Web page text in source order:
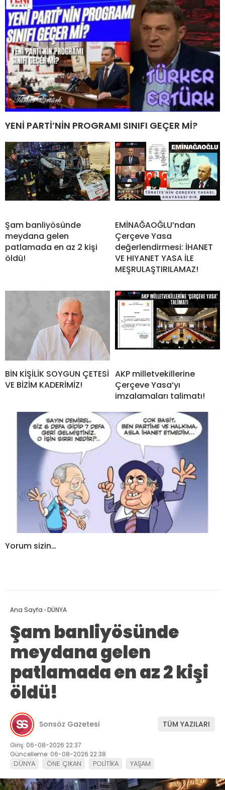
YENİ PARTİ’NİN PROGRAMI SINIFI GEÇER Mİ?
Şam banliyösünde
meydana gelen
patlamada en az 2 kişi
öldü!
EMİNAĞAOĞLU’ndan
Çerçeve Yasa
değerlendirmesi: İHANET
VE HIYANET YASA İLE
MEŞRULAŞTIRILAMAZ!
BİN KİŞİLİK SOYGUN ÇETESİ
VE BİZİM KADERİMİZ!
AKP milletvekillerine
Çerçeve Yasa’yı
imzalamaları talimatı!
Yorum sizin…
Ana Sayfa ›DÜNYA
Şam banliyösünde
meydana gelen
patlamada en az 2 kişi
öldü!
Sonsöz Gazetesi TÜM YAZILARI
Giriş: 06-08-2026 22:37
Güncelleme: 06-08-2026 22:38
DÜNYA ÖNE ÇIKAN POLİTİKA YAŞAM